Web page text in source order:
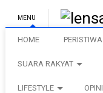
MENU
HOME PERISTIWA
SUARA RAKYAT
LIFESTYLE OPINI